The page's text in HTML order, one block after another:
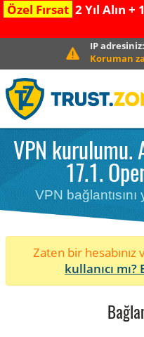
Özel Fırsat 2 Yıl Alın +
IP adresiniz:
Koruman
VPN kurulumu.
17.1.
VPN bağlantısını
Zaten bir hesabınız
kullanıcı mı?